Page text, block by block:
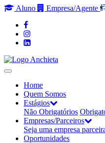
Aluno Empresa/Agente
Home
Quem Somos
Estágios
Não Obrigatórios
Empresas/Parceiros
Seja uma empresa
Oportunidades